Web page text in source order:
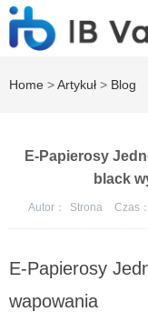
Home >Artykuł > Blog
E-Papierosy
black
Autor： Strona Czas：
E-Papierosy
wapowania